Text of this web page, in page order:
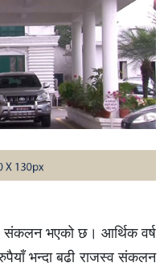
संकलन भएको छ। आर्थिक वर्ष
भन्दा बढी राजस्व संकलन